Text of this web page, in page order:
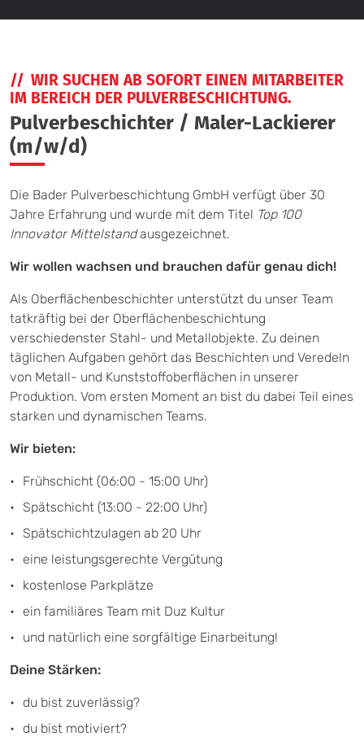
WIR SUCHEN AB SOFORT EINEN MITARBEITER
IM BEREICH DER PULVERBESCHICHTUNG.
Pulverbeschichter / Maler-Lackierer
(m/w/d)
Die Bader Pulverbeschichtung GmbH verfügt über 30
Jahre Erfahrung und wurde mit dem Titel Top 100
Innovator Mittelstandausgezeichnet.
Wir wollen wachsen und brauchen dafür genau dich!
Als Oberflächenbeschichter unterstützt du unser Team
tatkräftig bei der Oberflächenbeschichtung
verschiedenster Stahl- und Metallobjekte. Zu deinen
täglichen Aufgaben gehört das Beschichten und Veredeln
von Metall- und Kunststoffoberflächen in unserer
Produktion. Vom ersten Moment an bist du dabei Teil eines
starken und dynamischen Teams.
Wir bieten:
Frühschicht (06:00 - 15:00 Uhr)
Spätschicht (13:00 - 22:00 Uhr)
Spätschichtzulagen ab 20 Uhr
eine leistungsgerechte Vergütung
kostenlose Parkplätze
ein familiäres Team mit Duz Kultur
und natürlich eine sorgfältige Einarbeitung!
Deine Stärken:
du bist zuverlässig?
du bist motiviert?